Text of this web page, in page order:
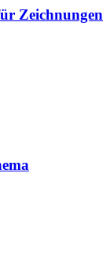
Zeichnungen